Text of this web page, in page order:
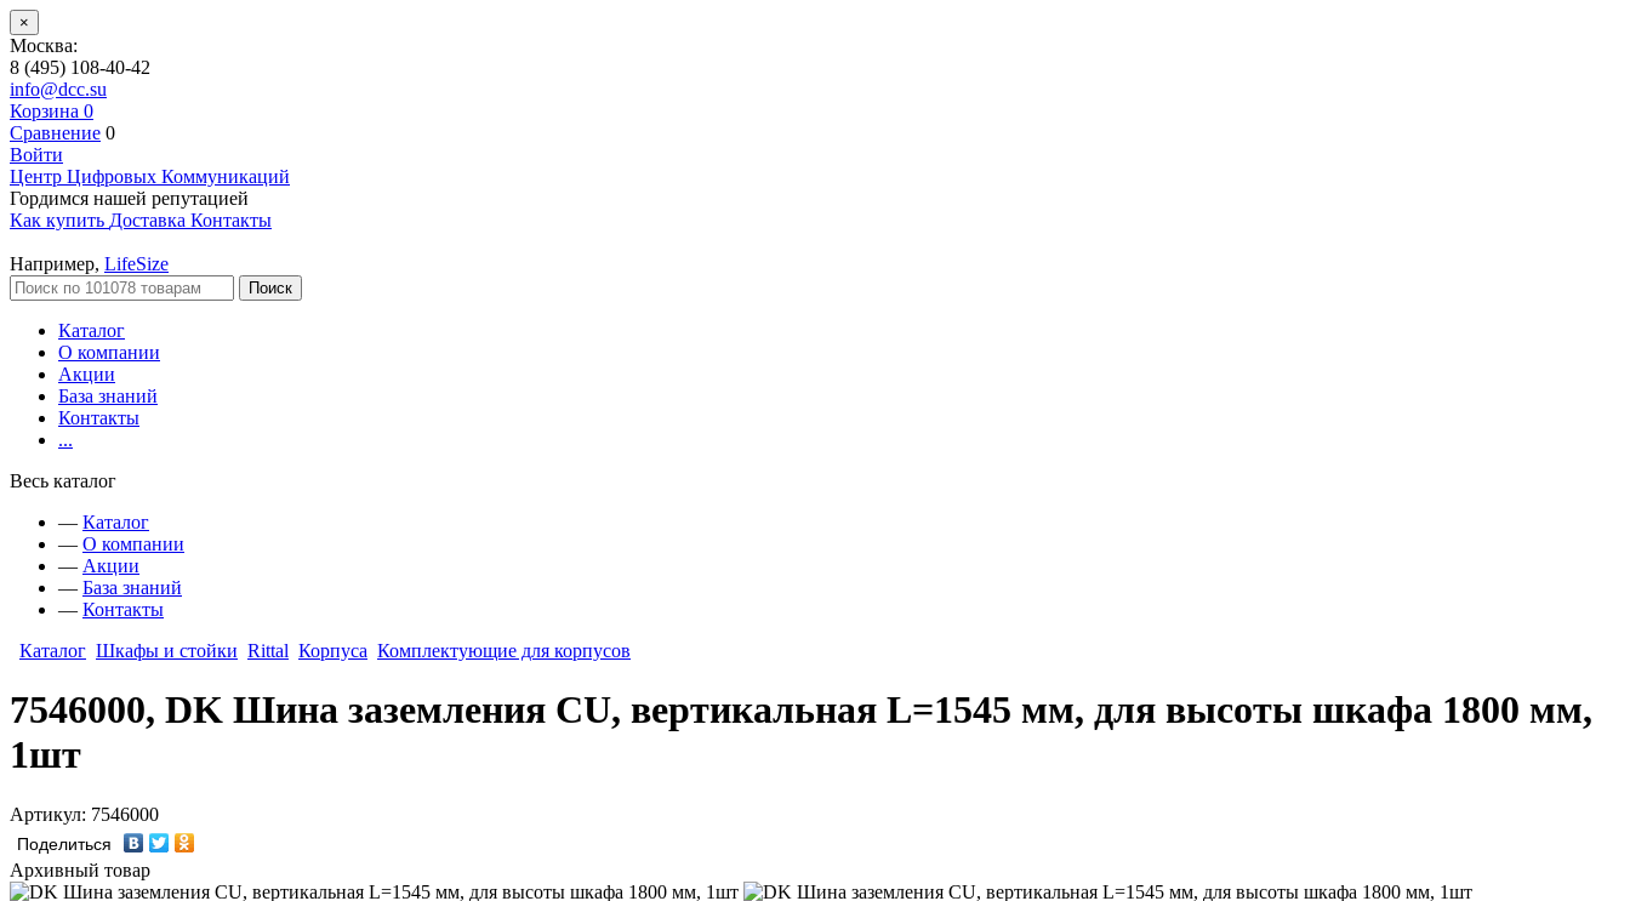
×
Москва:
8 (495) 108-40-42
info@dcc.su
Корзина 0
Сравнение 0
Войти
Центр Цифровых Коммуникаций
Гордимся нашей репутацией
Как купить Доставка Контакты
Например, LifeSize
Поиск
Каталог
О компании
Акции
База знаний
Контакты
...
Весь каталог
— Каталог
— О компании
— Акции
— База знаний
— Контакты
Каталог Шкафы и стойки Rittal Корпуса Комплектующие для корпусов
7546000, DK Шина заземления CU, вертикальная L=1545 мм, для высоты шкафа 1800 мм,
1шт
Артикул: 7546000
Поделиться
Архивный товар